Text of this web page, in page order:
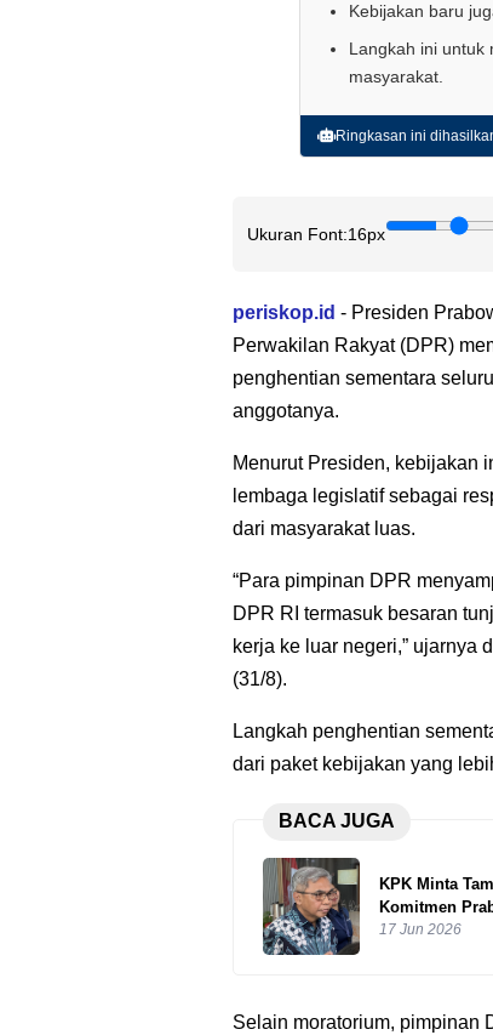
Kebijakan baru
Langkah ini untuk
masyarakat.
Ringkasan ini
Ukuran Font:16px
periskop.id - Presiden
Perwakilan Rakyat (DPR)
penghentian sementara
anggotanya.
Menurut Presiden, kebijakan
lembaga legislatif sebagai
dari masyarakat luas.
“Para pimpinan DPR
DPR RI termasuk besaran
kerja ke luar negeri,” ujarnya
(31/8).
Langkah penghentian
dari paket kebijakan yang
BACA JUGA
KPK Minta
Komitmen
17 Jun 2026
Selain moratorium, pimpinan